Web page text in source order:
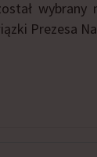
Prezesa